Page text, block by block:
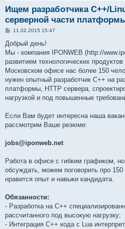
Ищем разработчика C++/
серверной части
С
о
щ
е
и
е
11.02.2015 15:47
Добрый день!
Мы - компания IPONWEB (http://
развитием технологических
Московском офисе нас более 150
нужен опытный разработчик C++ на
платформы, HTTP сервера,
нагрузкой и под повышенные
Если Вам будет интересна наша
рассмотрим Ваше резюме:
jobs@iponweb.net
Работа в офисе с гибким графиком,
обсуждать, можем поговорить про
нравится опыт и навыки кандидата.
Обязанности:
- Разработка на C++
рассчитанного под высокую нагрузку;
- Интеграция C++ кода с Lua